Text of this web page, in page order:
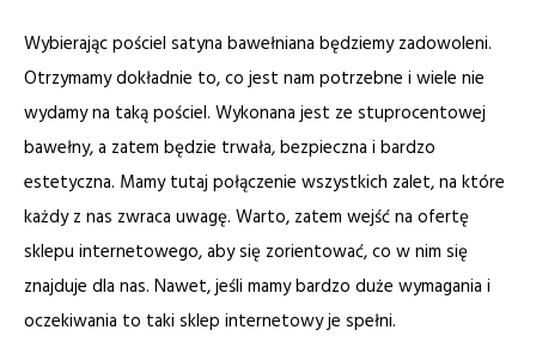
Wybierając pościel satyna bawełniana będziemy zadowoleni.
Otrzymamy dokładnie to, co jest nam potrzebne i wiele nie
wydamy na taką pościel. Wykonana jest ze stuprocentowej
bawełny, a zatem będzie trwała, bezpieczna i bardzo
estetyczna. Mamy tutaj połączenie wszystkich zalet, na które
każdy z nas zwraca uwagę. Warto, zatem wejść na ofertę
sklepu internetowego, aby się zorientować, co w nim się
znajduje dla nas. Nawet, jeśli mamy bardzo duże wymagania i
oczekiwania to taki sklep internetowy je spełni.